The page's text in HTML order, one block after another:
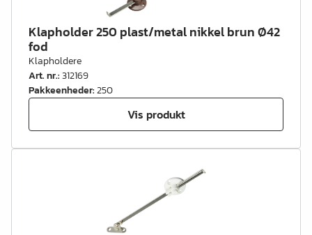
Klapholder 250 plast/metal nikkel brun Ø42
fod
Klapholdere
Art. nr.:312169
Pakkeenheder:250
Vis produkt